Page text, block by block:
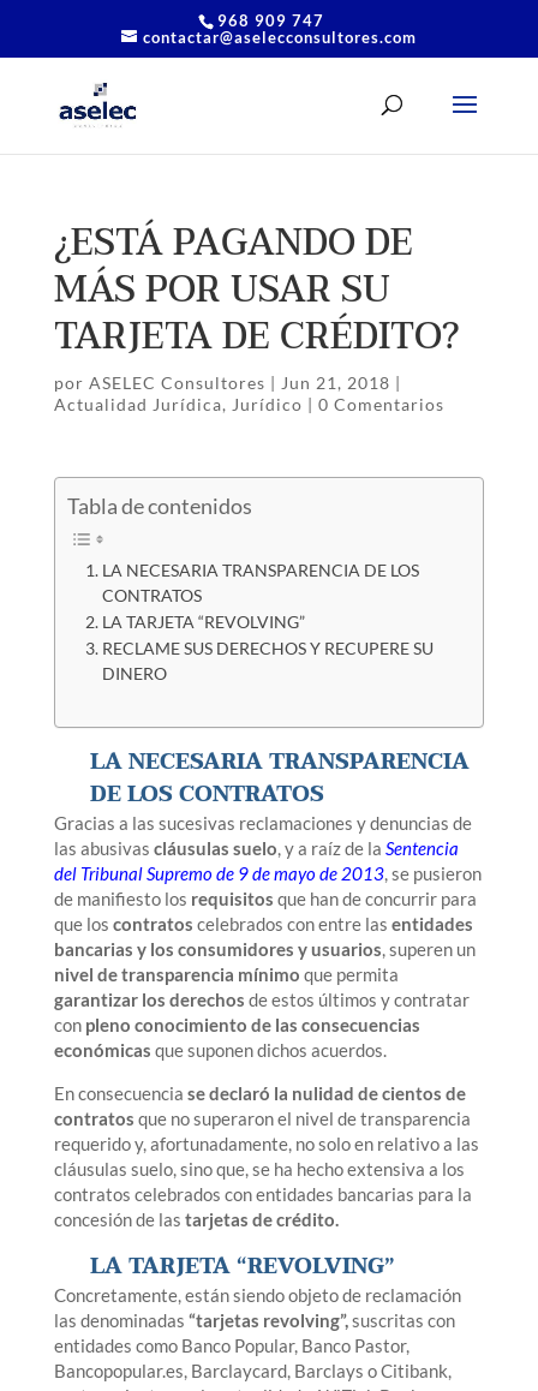
968 909 747
contactar@aselecconsultores.com
¿ESTÁ PAGANDO DE
MÁS POR USAR SU
TARJETA DE CRÉDITO?
por ASELEC Consultores | Jun 21, 2018 |
Actualidad Jurídica, Jurídico | 0 Comentarios
Tabla de contenidos
LA NECESARIA TRANSPARENCIA DE LOS
CONTRATOS
LA TARJETA “REVOLVING”
RECLAME SUS DERECHOS Y RECUPERE SU
DINERO
LA NECESARIA TRANSPARENCIA
DE LOS CONTRATOS
Gracias a las sucesivas reclamaciones y denuncias de
las abusivas cláusulas suelo, y a raíz de la Sentencia
del Tribunal Supremo de 9 de mayo de 2013, se pusieron
de manifiesto los requisitos que han de concurrir para
que los contratos celebrados con entre las entidades
bancarias y los consumidores y usuarios, superen un
nivel de transparencia mínimo que permita
garantizar los derechos de estos últimos y contratar
con pleno conocimiento de las consecuencias
económicas que suponen dichos acuerdos.
En consecuencia se declaró la nulidad de cientos de
contratos que no superaron el nivel de transparencia
requerido y, afortunadamente, no solo en relativo a las
cláusulas suelo, sino que, se ha hecho extensiva a los
contratos celebrados con entidades bancarias para la
concesión de las tarjetas de crédito.
LA TARJETA “REVOLVING”
Concretamente, están siendo objeto de reclamación
las denominadas “tarjetas revolving”,suscritas con
entidades como Banco Popular, Banco Pastor,
Bancopopular.es, Barclaycard, Barclays o Citibank,